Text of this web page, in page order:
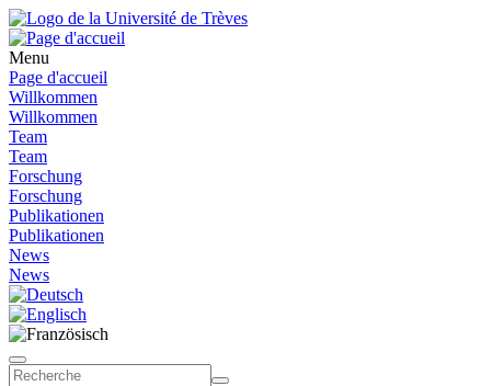
Menu
Page d'accueil
Willkommen
Willkommen
Team
Team
Forschung
Forschung
Publikationen
Publikationen
News
News